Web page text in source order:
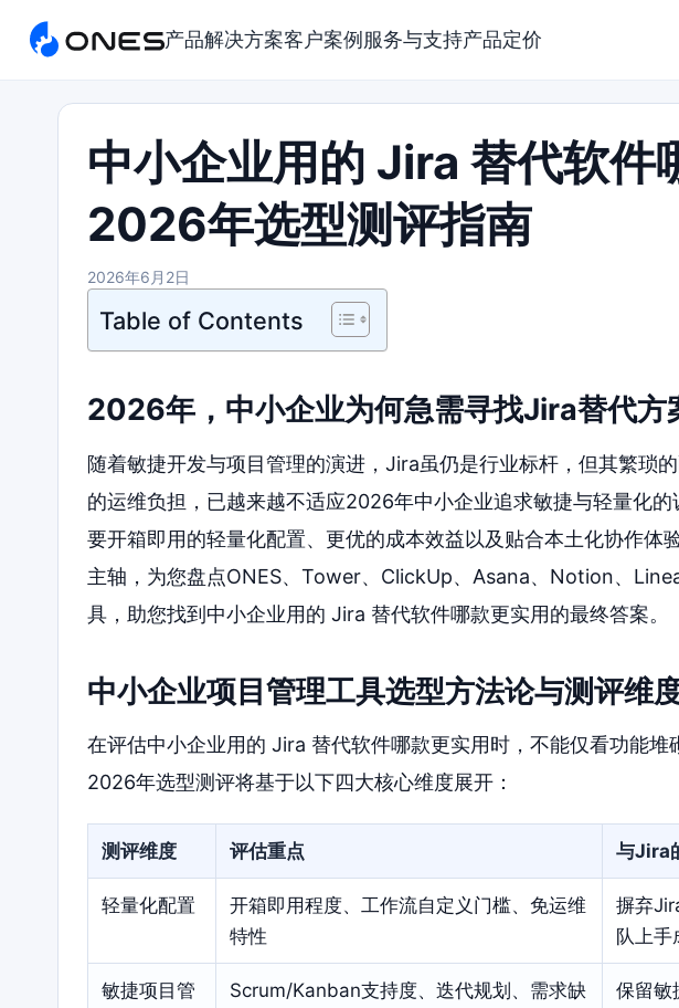
产品解决方案客户案例 服务与支持产品定价
中小企业用的 Jira 替代软件
2026年选型测评指南
2026年6月2日
Table of Contents
2026年，中小企业为何急需寻找Jira替代方
随着敏捷开发与项目管理的演进，Jira虽仍是行业标杆，但其繁琐
的运维负担，已越来越不适应2026年中小企业追求敏捷与轻量化
要开箱即用的轻量化配置、更优的成本效益以及贴合本土化协作体
主轴，为您盘点ONES、Tower、ClickUp、Asana、Notion、
具，助您找到中小企业用的 Jira 替代软件哪款更实用的最终答案。
中小企业项目管理工具选型方法论与测评维
在评估中小企业用的 Jira 替代软件哪款更实用时，不能仅看功能堆
2026年选型测评将基于以下四大核心维度展开：
测评维度 评估重点 与Jira
轻量化配置
开箱即用程度、工作流自定义门槛、免运维
特性
摒弃
队上手
敏捷项目管
Scrum/Kanban支持度、迭代规划、需求缺
保留敏